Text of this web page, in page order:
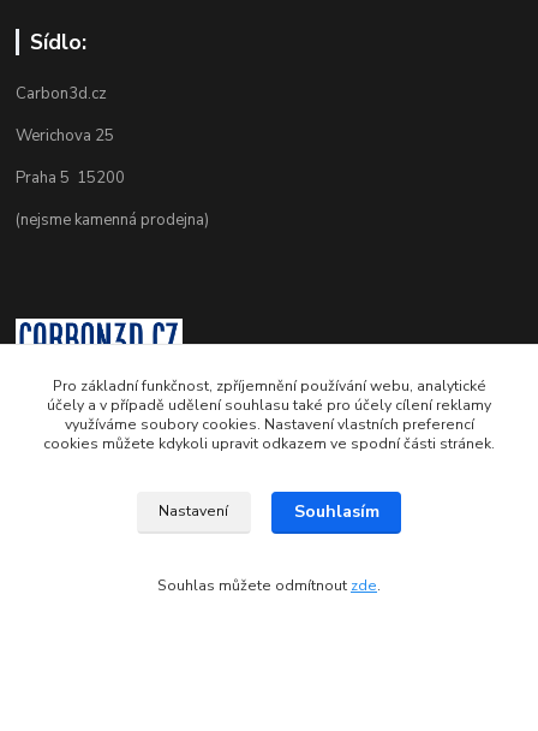
Sídlo:
Carbon3d.cz
Werichova 25
Praha 5 15200
(nejsme kamenná prodejna)
+420 605 36 88 86
info@carbon3d.cz
Pro základní funkčnost, zpříjemnění používání webu, analytické
účely a v případě udělení souhlasu také pro účely cílení reklamy
využíváme soubory cookies. Nastavení vlastních preferencí
cookies můžete kdykoli upravit odkazem ve spodní části stránek.
Nastavení Souhlasím
Souhlas můžete odmítnout zde.